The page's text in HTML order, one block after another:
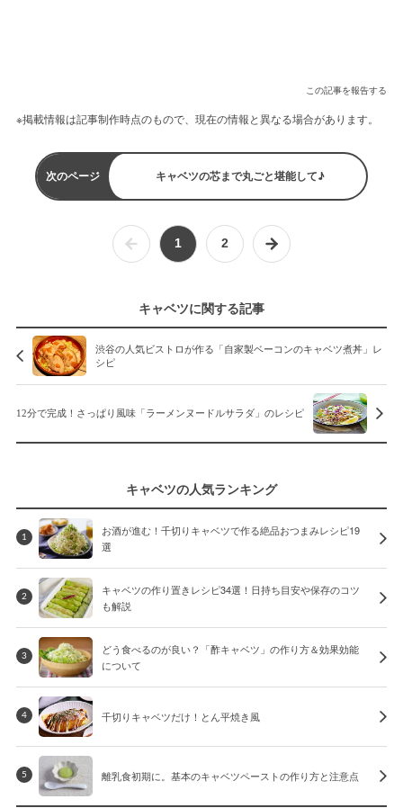
この記事を報告する
※掲載情報は記事制作時点のもので、現在の情報と異なる場合があります。
次のページ キャベツの芯まで丸ごと堪能して♪
1 2
キャベツに関する記事
渋谷の人気ビストロが作る「自家製ベーコンのキャベツ煮丼」レ
シピ
12分で完成！さっぱり風味「ラーメンヌードルサラダ」のレシピ
キャベツの人気ランキング
1
お酒が進む！千切りキャベツで作る絶品おつまみレシピ19
選
2
キャベツの作り置きレシピ34選！日持ち目安や保存のコツ
も解説
3
どう食べるのが良い？「酢キャベツ」の作り方＆効果効能
について
4 千切りキャベツだけ！とん平焼き風
5 離乳食初期に。基本のキャベツペーストの作り方と注意点